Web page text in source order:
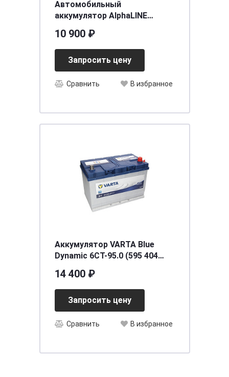
Автомобильный
аккумулятор AlphaLINE
(105D31L) ниж.креп.
[д302ш172в
10 900 ₽
Запросить цену
Сравнить В избранное
Аккумулятор VARTA Blue
Dynamic 6СТ-95.0 (595 404
14 400 ₽
Запросить цену
Сравнить В избранное